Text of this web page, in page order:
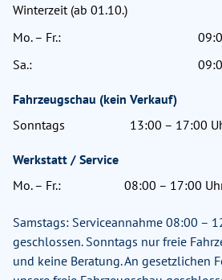
Winterzeit (ab 01.10.)
Mo. – Fr.:
Sa.:
Fahrzeugschau (kein Verkauf)
Sonntags
13:00 – 17:00
Werkstatt / Service
Mo. – Fr.:
08:00 – 17:00
Samstags: Serviceannahme 08:00 –
geschlossen. Sonntags nur freie
und keine Beratung. An gesetzlichen